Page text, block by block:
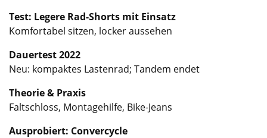
Test: Legere Rad-Shorts mit Einsatz
Komfortabel sitzen, locker aussehen
Dauertest 2022
Neu: kompaktes Lastenrad; Tandem endet
Theorie & Praxis
Faltschloss, Montagehilfe, Bike-Jeans
Ausprobiert: Convercycle